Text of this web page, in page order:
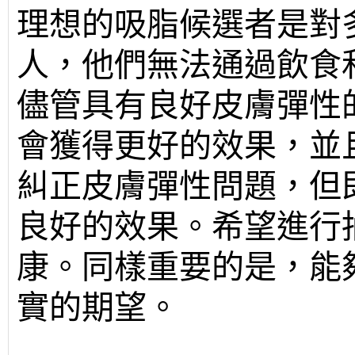
理想的吸脂候選者是
人，他們無法通過飲
儘管具有良好皮膚彈
會獲得更好的效果，
糾正皮膚彈性問題，
良好的效果。希望進
康。同樣重要的是，
實的期望。